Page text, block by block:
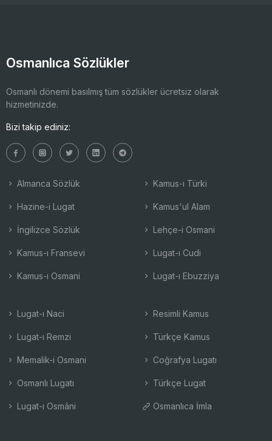
Osmanlıca Sözlükler
Osmanlı dönemi basılmış tüm sözlükler ücretsiz olarak
hizmetinizde.
Bizi takip ediniz:
Almanca Sözlük
Hazine-i Lugat
İngilizce Sözlük
Kamus-ı Fransevi
Kamus-ı Osmani
Kamus-ı Türki
Kamus'ul Alam
Lehçe-i Osmani
Lugat-ı Cudi
Lugat-ı Ebuzziya
Lugat-ı Naci
Lugat-ı Remzi
Memalik-i Osmani
Osmanlı Lugatı
Lugat-ı Osmâni
Resimli Kamus
Türkçe Kamus
Coğrafya Lugatı
Türkçe Lugat
Osmanlıca İmla